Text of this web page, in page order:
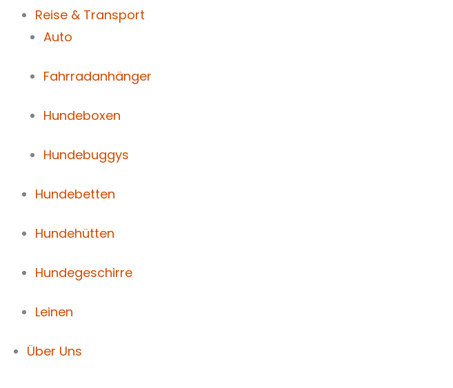
Reise & Transport
Auto
Fahrradanhänger
Hundeboxen
Hundebuggys
Hundebetten
Hundehütten
Hundegeschirre
Leinen
Über Uns